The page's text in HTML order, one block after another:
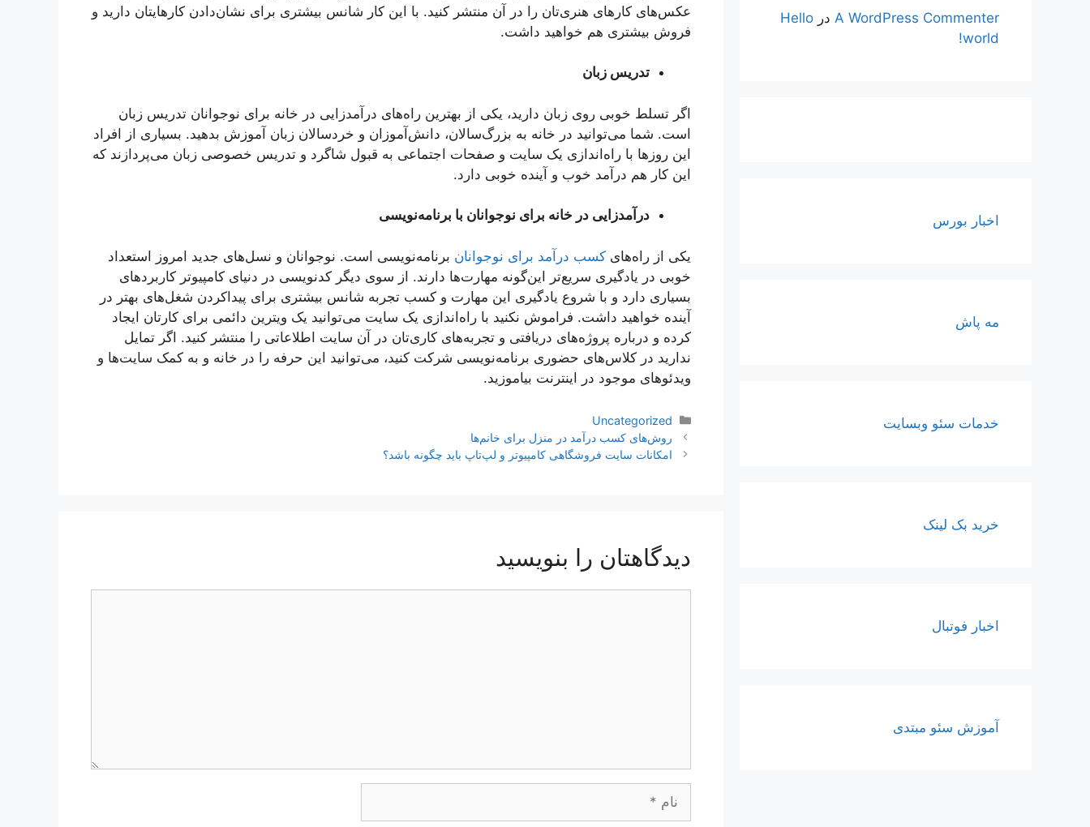
عکس‌های کارهای هنری‌تان را در آن منتشر کنید. با این کار شانس بیشتری برای نشان‌دادن کارهایتان دارید و
فروش بیشتری هم خواهید داشت.
تدریس زبان
اگر تسلط خوبی روی زبان دارید، یکی از بهترین راه‌های درآمدزایی در خانه برای نوجوانان تدریس زبان
است. شما می‌توانید در خانه به بزرگ‌سالان، دانش‌آموزان و خردسالان زبان آموزش بدهید. بسیاری از افراد
این روزها با راه‌اندازی یک سایت و صفحات اجتماعی به قبول شاگرد و تدریس خصوصی زبان می‌پردازند که
این کار هم درآمد خوب و آینده خوبی دارد.
درآمدزایی در خانه برای نوجوانان با برنامه‌نویسی
یکی از راه‌های کسب درآمد برای نوجوانان برنامه‌نویسی است. نوجوانان و نسل‌های جدید امروز استعداد
خوبی در یادگیری سریع‌تر این‌گونه مهارت‌ها دارند. از سوی دیگر کدنویسی در دنیای کامپیوتر کاربردهای
بسیاری دارد و با شروع یادگیری این مهارت و کسب تجربه شانس بیشتری برای پیداکردن شغل‌های بهتر در
آینده خواهید داشت. فراموش نکنید با راه‌اندازی یک سایت می‌توانید یک ویترین دائمی برای کارتان ایجاد
کرده و درباره پروژه‌های دریافتی و تجربه‌های کاری‌تان در آن سایت اطلاعاتی را منتشر کنید. اگر تمایل
ندارید در کلاس‌های حضوری برنامه‌نویسی شرکت کنید، می‌توانید این حرفه را در خانه و به کمک سایت‌ها و
ویدئوهای موجود در اینترنت بیاموزید.
دسته‌ها
Uncategorized
ناوبری
نوشته‌ها
روش‌های کسب درآمد در منزل برای خانم‌ها
امکانات سایت فروشگاهی کامپیوتر و لپ‌تاپ باید چگونه باشد؟
دیدگاهتان را بنویسید
A WordPress Commenter در Hello
world!
اخبار بورس
مه پاش
خدمات سئو وبسایت
خرید بک لینک
اخبار فوتبال
آموزش سئو مبتدی